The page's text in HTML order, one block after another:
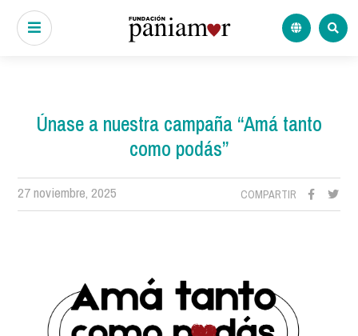
Únase a nuestra campaña “Amá tanto
como podás”
27 noviembre, 2025 COMPARTIR